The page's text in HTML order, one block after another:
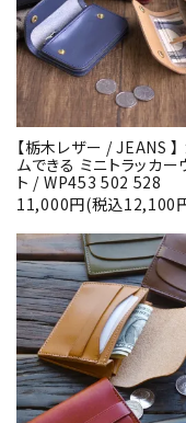
【栃木レザー / JEANS 】
ムできる ミニトラッカー
ト / WP453 502 528
11,000円(税込12,100